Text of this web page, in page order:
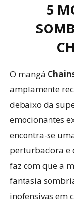
5
O mangá
amplamente
debaixo da
emocionantes
encontra-se
perturbadora e
faz com que a
fantasia
inofensivas em